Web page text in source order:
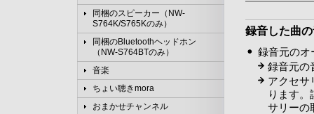
同梱のスピーカー（NW-
S764K/S765Kのみ）
同梱のBluetoothヘッドホン
（NW-S764BTのみ）
音楽
ちょい聴きmora
おまかせチャンネル
録音した曲
録音元のオ
録音元の
アクセサ
ります。
サリーの